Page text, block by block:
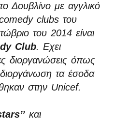
Δουβλίνο με αγγλικό
clubs του
του 2014 είναι
Club. Εχει
διοργανώσεις όπως
διοργάνωση τα έσοδα
στην Unicef.
και